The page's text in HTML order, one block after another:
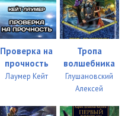
Проверка на
прочность
Лаумер Кейт
Тропа
волшебника
Глушановский
Алексей